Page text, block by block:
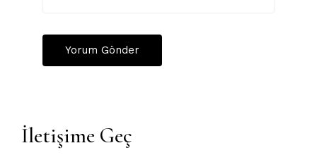
İletişime Geç